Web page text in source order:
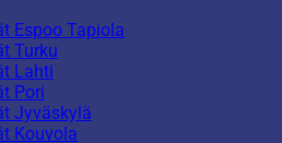
Espoo Tapiola
Turku
Lahti
Pori
Jyväskylä
Kouvola